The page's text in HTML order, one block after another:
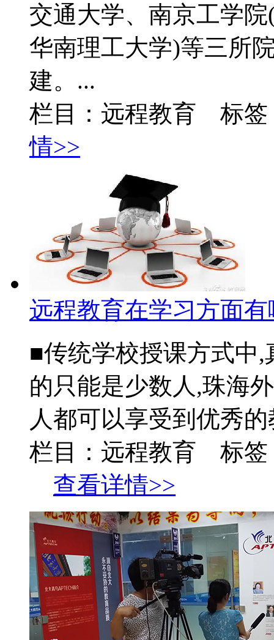
交通大学、南京工学
华南理工大学)等三所
建。...
栏目：远程教育 标签
情>>
远程教育在学习方面
■传统学校授课方式中
的只能是少数人,珠海
人都可以享受到优秀
栏目：远程教育 标签
查看详情>>